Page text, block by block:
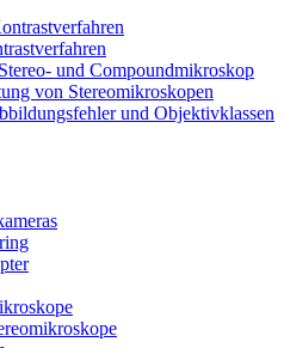
und Compoundmikroskop
von Stereomikroskopen
und Objektivklassen